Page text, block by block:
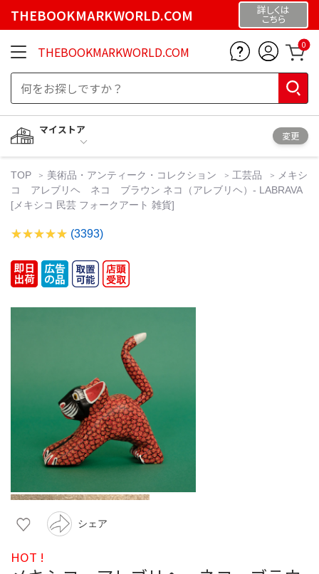
THEBOOKMARKWORLD.COM 詳しくは
こちら
THEBOOKMARKWORLD.COM 0
マイストア
変更
TOP 美術品・アンティーク・コレクション 工芸品
メキシ
コ アレブリヘ ネコ ブラウン ネコ（アレブリヘ）- LABRAVA
[メキシコ 民芸 フォークアート 雑貨]
(3393)
シェア
HOT !